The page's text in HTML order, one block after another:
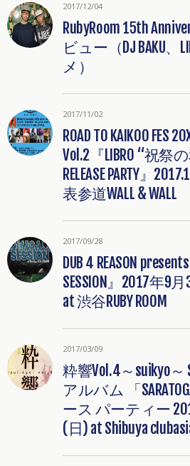
2017/12/04
RubyRoom 15th
ビュー（DJ BAKU、
メ）
2017/11/02
ROAD TO KAIKOO FES
Vol.2『LIBRO “祝祭
RELEASE PARTY』
表参道WALL & WALL
2017/09/28
DUB 4 REASON
SESSION』2017年9
at 渋谷RUBY ROOM
2017/03/09
粋響Vol.4～suikyo～
アルバム 「
ース パーティー
(日) at Shibuya